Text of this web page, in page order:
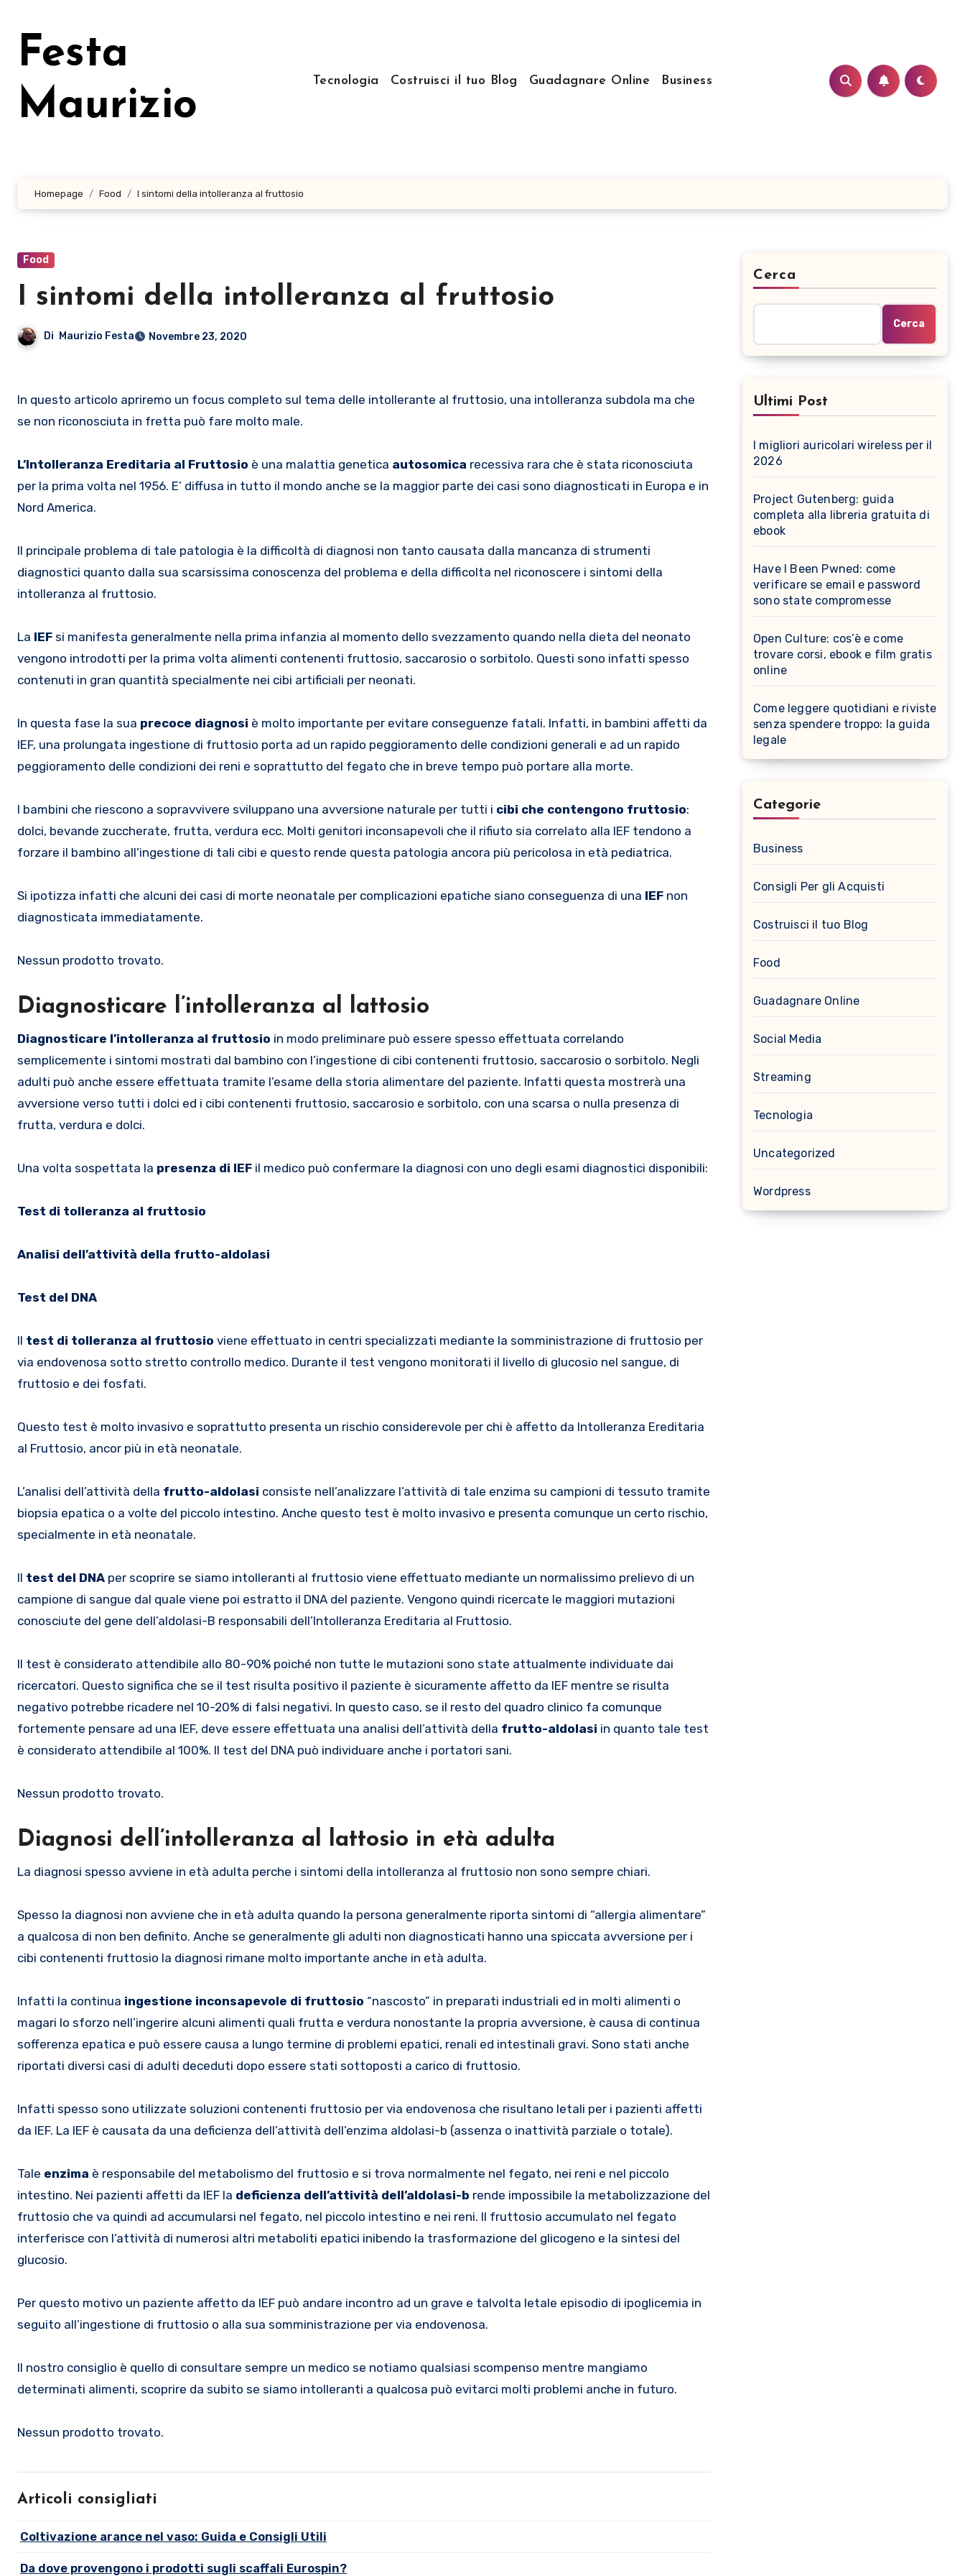
contenuto
Festa
Maurizio
Tecnologia Costruisci il tuo Blog Guadagnare Online Business
Homepage Food I sintomi della intolleranza al fruttosio
Food
I sintomi della intolleranza al fruttosio
Di Maurizio Festa Novembre 23, 2020
In questo articolo apriremo un focus completo sul tema delle intollerante al fruttosio, una intolleranza subdola ma che
se non riconosciuta in fretta può fare molto male.
L’Intolleranza Ereditaria al Fruttosio è una malattia genetica autosomica recessiva rara che è stata riconosciuta
per la prima volta nel 1956. E’ diffusa in tutto il mondo anche se la maggior parte dei casi sono diagnosticati in Europa e in
Nord America.
Il principale problema di tale patologia è la difficoltà di diagnosi non tanto causata dalla mancanza di strumenti
diagnostici quanto dalla sua scarsissima conoscenza del problema e della difficolta nel riconoscere i sintomi della
intolleranza al fruttosio.
La IEF si manifesta generalmente nella prima infanzia al momento dello svezzamento quando nella dieta del neonato
vengono introdotti per la prima volta alimenti contenenti fruttosio, saccarosio o sorbitolo. Questi sono infatti spesso
contenuti in gran quantità specialmente nei cibi artificiali per neonati.
In questa fase la sua precoce diagnosi è molto importante per evitare conseguenze fatali. Infatti, in bambini affetti da
IEF, una prolungata ingestione di fruttosio porta ad un rapido peggioramento delle condizioni generali e ad un rapido
peggioramento delle condizioni dei reni e soprattutto del fegato che in breve tempo può portare alla morte.
I bambini che riescono a sopravvivere sviluppano una avversione naturale per tutti i cibi che contengono fruttosio:
dolci, bevande zuccherate, frutta, verdura ecc. Molti genitori inconsapevoli che il rifiuto sia correlato alla IEF tendono a
forzare il bambino all’ingestione di tali cibi e questo rende questa patologia ancora più pericolosa in età pediatrica.
Si ipotizza infatti che alcuni dei casi di morte neonatale per complicazioni epatiche siano conseguenza di una IEF non
diagnosticata immediatamente.
Nessun prodotto trovato.
Diagnosticare l’intolleranza al lattosio
Diagnosticare l’intolleranza al fruttosio in modo preliminare può essere spesso effettuata correlando
semplicemente i sintomi mostrati dal bambino con l’ingestione di cibi contenenti fruttosio, saccarosio o sorbitolo. Negli
adulti può anche essere effettuata tramite l’esame della storia alimentare del paziente. Infatti questa mostrerà una
avversione verso tutti i dolci ed i cibi contenenti fruttosio, saccarosio e sorbitolo, con una scarsa o nulla presenza di
frutta, verdura e dolci.
Una volta sospettata la presenza di IEF il medico può confermare la diagnosi con uno degli esami diagnostici disponibili:
Test di tolleranza al fruttosio
Analisi dell’attività della frutto-aldolasi
Test del DNA
Il test di tolleranza al fruttosio viene effettuato in centri specializzati mediante la somministrazione di fruttosio per
via endovenosa sotto stretto controllo medico. Durante il test vengono monitorati il livello di glucosio nel sangue, di
fruttosio e dei fosfati.
Questo test è molto invasivo e soprattutto presenta un rischio considerevole per chi è affetto da Intolleranza Ereditaria
al Fruttosio, ancor più in età neonatale.
L’analisi dell’attività della frutto-aldolasi consiste nell’analizzare l’attività di tale enzima su campioni di tessuto tramite
biopsia epatica o a volte del piccolo intestino. Anche questo test è molto invasivo e presenta comunque un certo rischio,
specialmente in età neonatale.
Il test del DNA per scoprire se siamo intolleranti al fruttosio viene effettuato mediante un normalissimo prelievo di un
campione di sangue dal quale viene poi estratto il DNA del paziente. Vengono quindi ricercate le maggiori mutazioni
conosciute del gene dell’aldolasi-B responsabili dell’Intolleranza Ereditaria al Fruttosio.
Il test è considerato attendibile allo 80-90% poiché non tutte le mutazioni sono state attualmente individuate dai
ricercatori. Questo significa che se il test risulta positivo il paziente è sicuramente affetto da IEF mentre se risulta
negativo potrebbe ricadere nel 10-20% di falsi negativi. In questo caso, se il resto del quadro clinico fa comunque
fortemente pensare ad una IEF, deve essere effettuata una analisi dell’attività della frutto-aldolasi in quanto tale test
è considerato attendibile al 100%. Il test del DNA può individuare anche i portatori sani.
Nessun prodotto trovato.
Diagnosi dell’intolleranza al lattosio in età adulta
La diagnosi spesso avviene in età adulta perche i sintomi della intolleranza al fruttosio non sono sempre chiari.
Spesso la diagnosi non avviene che in età adulta quando la persona generalmente riporta sintomi di “allergia alimentare”
a qualcosa di non ben definito. Anche se generalmente gli adulti non diagnosticati hanno una spiccata avversione per i
cibi contenenti fruttosio la diagnosi rimane molto importante anche in età adulta.
Infatti la continua ingestione inconsapevole di fruttosio “nascosto” in preparati industriali ed in molti alimenti o
magari lo sforzo nell’ingerire alcuni alimenti quali frutta e verdura nonostante la propria avversione, è causa di continua
sofferenza epatica e può essere causa a lungo termine di problemi epatici, renali ed intestinali gravi. Sono stati anche
riportati diversi casi di adulti deceduti dopo essere stati sottoposti a carico di fruttosio.
Infatti spesso sono utilizzate soluzioni contenenti fruttosio per via endovenosa che risultano letali per i pazienti affetti
da IEF. La IEF è causata da una deficienza dell’attività dell’enzima aldolasi-b (assenza o inattività parziale o totale).
Tale enzima è responsabile del metabolismo del fruttosio e si trova normalmente nel fegato, nei reni e nel piccolo
intestino. Nei pazienti affetti da IEF la deficienza dell’attività dell’aldolasi-b rende impossibile la metabolizzazione del
fruttosio che va quindi ad accumularsi nel fegato, nel piccolo intestino e nei reni. Il fruttosio accumulato nel fegato
interferisce con l’attività di numerosi altri metaboliti epatici inibendo la trasformazione del glicogeno e la sintesi del
glucosio.
Per questo motivo un paziente affetto da IEF può andare incontro ad un grave e talvolta letale episodio di ipoglicemia in
seguito all’ingestione di fruttosio o alla sua somministrazione per via endovenosa.
Il nostro consiglio è quello di consultare sempre un medico se notiamo qualsiasi scompenso mentre mangiamo
determinati alimenti, scoprire da subito se siamo intolleranti a qualcosa può evitarci molti problemi anche in futuro.
Nessun prodotto trovato.
Articoli consigliati
Coltivazione arance nel vaso: Guida e Consigli Utili
Da dove provengono i prodotti sugli scaffali Eurospin?
Cerca
Cerca
Ultimi Post
I migliori auricolari wireless per il
2026
Project Gutenberg: guida
completa alla libreria gratuita di
ebook
Have I Been Pwned: come
verificare se email e password
sono state compromesse
Open Culture: cos’è e come
trovare corsi, ebook e film gratis
online
Come leggere quotidiani e riviste
senza spendere troppo: la guida
legale
Categorie
Business
Consigli Per gli Acquisti
Costruisci il tuo Blog
Food
Guadagnare Online
Social Media
Streaming
Tecnologia
Uncategorized
Wordpress